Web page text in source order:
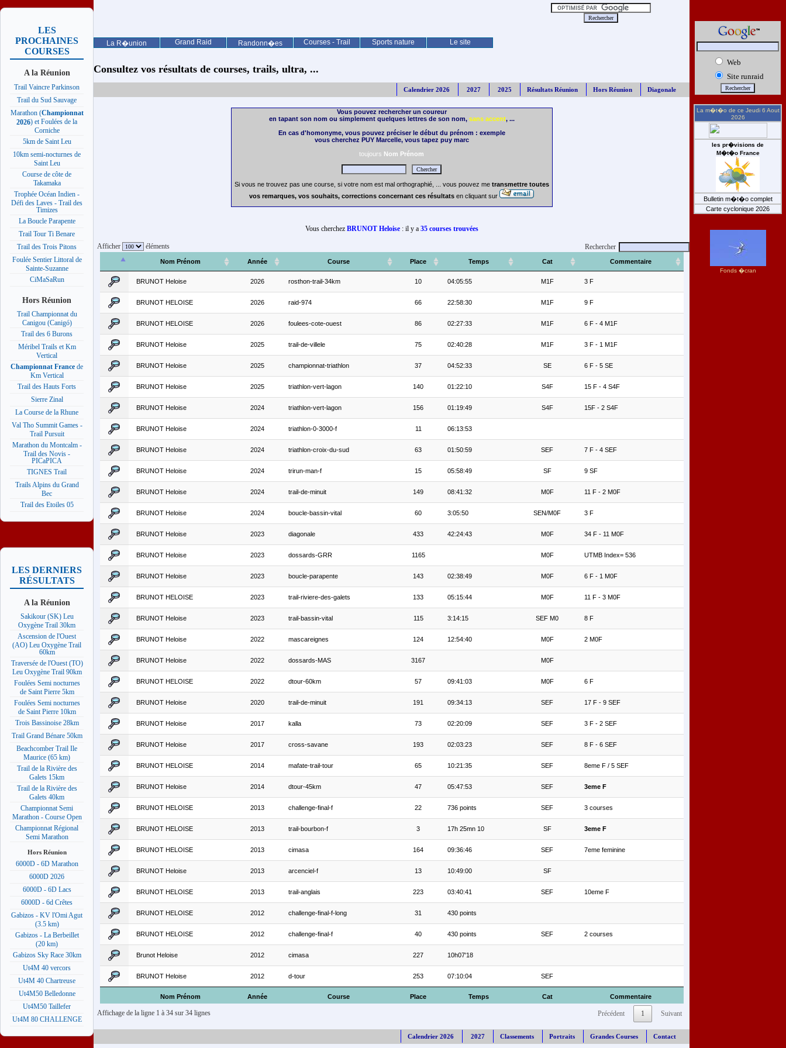
La R�union Grand Raid Randonn�es Courses - Trail Sports nature Le site
LES
PROCHAINES
COURSES
A la Réunion
Trail Vaincre Parkinson
Trail du Sud Sauvage
Marathon (Championnat
2026) et Foulées de la
Corniche
5km de Saint Leu
10km semi-nocturnes de
Saint Leu
Course de côte de
Takamaka
Trophée Océan Indien -
Défi des Laves - Trail des
Timizes
La Boucle Parapente
Trail Tour Ti Benare
Trail des Trois Pitons
Foulée Sentier Littoral de
Sainte-Suzanne
CiMaSaRun
Hors Réunion
Trail Championnat du
Canigou (Canigó)
Trail des 6 Burons
Méribel Trails et Km
Vertical
Championnat France de
Km Vertical
Trail des Hauts Forts
Sierre Zinal
La Course de la Rhune
Val Tho Summit Games -
Trail Pursuit
Marathon du Montcalm -
Trail des Novis -
PICaPICA
TIGNES Trail
Trails Alpins du Grand
Bec
Trail des Etoiles 05
LES DERNIERS
RÉSULTATS
A la Réunion
Sakikour (SK) Leu
Oxygène Trail 30km
Ascension de l'Ouest
(AO) Leu Oxygène Trail
60km
Traversée de l'Ouest (TO)
Leu Oxygène Trail 90km
Foulées Semi nocturnes
de Saint Pierre 5km
Foulées Semi nocturnes
de Saint Pierre 10km
Trois Bassinoise 28km
Trail Grand Bénare 50km
Beachcomber Trail Ile
Maurice (65 km)
Trail de la Rivière des
Galets 15km
Trail de la Rivière des
Galets 40km
Championnat Semi
Marathon - Course Open
Championnat Régional
Semi Marathon
Hors Réunion
6000D - 6D Marathon
6000D 2026
6000D - 6D Lacs
6000D - 6d Crêtes
Gabizos - KV l'Omi Agut
(3.5 km)
Gabizos - La Berbeillet
(20 km)
Gabizos Sky Race 30km
Ut4M 40 vercors
Ut4M 40 Chartreuse
Ut4M50 Belledonne
Ut4M50 Taillefer
Ut4M 80 CHALLENGE
Consultez vos résultats de courses, trails, ultra, ...
Calendrier 2026 2027 2025 Résultats Réunion Hors Réunion Diagonale
Vous pouvez rechercher un coureur
en tapant son nom ou simplement quelques lettres de son nom, sans accent, ...
En cas d'homonyme, vous pouvez préciser le début du prénom : exemple
vous cherchez PUY Marcelle, vous tapez puy marc
toujours Nom Prénom
Si vous ne trouvez pas une course, si votre nom est mal orthographié, ... vous pouvez me transmettre toutes
vos remarques, vos souhaits, corrections concernant ces résultats en cliquant sur
Vous cherchez BRUNOT Heloise: il y a 35 courses trouvées
Afficher éléments Rechercher
Nom Prénom Année Course Place Temps Cat Commentaire
Nom Prénom Année Course Place Temps Cat Commentaire
BRUNOT Heloise 2026 rosthon-trail-34km 10 04:05:55 M1F 3 F
BRUNOT HELOISE 2026 raid-974 66 22:58:30 M1F 9 F
BRUNOT HELOISE 2026 foulees-cote-ouest 86 02:27:33 M1F 6 F - 4 M1F
BRUNOT Heloise 2025 trail-de-villele 75 02:40:28 M1F 3 F - 1 M1F
BRUNOT Heloise 2025 championnat-triathlon 37 04:52:33 SE 6 F - 5 SE
BRUNOT Heloise 2025 triathlon-vert-lagon 140 01:22:10 S4F 15 F - 4 S4F
BRUNOT Heloise 2024 triathlon-vert-lagon 156 01:19:49 S4F 15F - 2 S4F
BRUNOT Heloise 2024 triathlon-0-3000-f 11 06:13:53
BRUNOT Heloise 2024 triathlon-croix-du-sud 63 01:50:59 SEF 7 F - 4 SEF
BRUNOT Heloise 2024 trirun-man-f 15 05:58:49 SF 9 SF
BRUNOT Heloise 2024 trail-de-minuit 149 08:41:32 M0F 11 F - 2 M0F
BRUNOT Heloise 2024 boucle-bassin-vital 60 3:05:50 SEN/M0F 3 F
BRUNOT Heloise 2023 diagonale 433 42:24:43 M0F 34 F - 11 M0F
BRUNOT Heloise 2023 dossards-GRR 1165 M0F UTMB Index= 536
BRUNOT Heloise 2023 boucle-parapente 143 02:38:49 M0F 6 F - 1 M0F
BRUNOT HELOISE 2023 trail-riviere-des-galets 133 05:15:44 M0F 11 F - 3 M0F
BRUNOT Heloise 2023 trail-bassin-vital 115 3:14:15 SEF M0 8 F
BRUNOT Heloise 2022 mascareignes 124 12:54:40 M0F 2 M0F
BRUNOT Heloise 2022 dossards-MAS 3167 M0F
BRUNOT HELOISE 2022 dtour-60km 57 09:41:03 M0F 6 F
BRUNOT Heloise 2020 trail-de-minuit 191 09:34:13 SEF 17 F - 9 SEF
BRUNOT Heloise 2017 kalla 73 02:20:09 SEF 3 F - 2 SEF
BRUNOT Heloise 2017 cross-savane 193 02:03:23 SEF 8 F - 6 SEF
BRUNOT HELOISE 2014 mafate-trail-tour 65 10:21:35 SEF 8eme F / 5 SEF
BRUNOT Heloise 2014 dtour-45km 47 05:47:53 SEF 3eme F
BRUNOT HELOISE 2013 challenge-final-f 22 736 points SEF 3 courses
BRUNOT HELOISE 2013 trail-bourbon-f 3 17h 25mn 10 SF 3eme F
BRUNOT HELOISE 2013 cimasa 164 09:36:46 SEF 7eme feminine
BRUNOT Heloise 2013 arcenciel-f 13 10:49:00 SF
BRUNOT HELOISE 2013 trail-anglais 223 03:40:41 SEF 10eme F
BRUNOT HELOISE 2012 challenge-final-f-long 31 430 points
BRUNOT HELOISE 2012 challenge-final-f 40 430 points SEF 2 courses
Brunot Heloise 2012 cimasa 227 10h07'18
BRUNOT Heloise 2012 d-tour 253 07:10:04 SEF
Affichage de la ligne 1 à 34 sur 34 lignes Précédent 1 Suivant
Calendrier 2026 2027 Classements Portraits Grandes Courses Contact
Web
Site runraid
La m�t�o de ce Jeudi 6 Aout
2026
les pr�visions de
M�t�o France
Bulletin m�t�o complet
Carte cyclonique 2026
Fonds �cran